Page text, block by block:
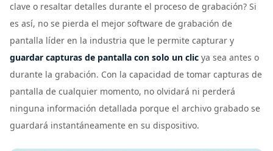
clave o resaltar detalles durante el proceso de grabación? Si
es así, no se pierda el mejor software de grabación de
pantalla líder en la industria que le permite capturar y
guardar capturas de pantalla con solo un clic ya sea antes o
durante la grabación. Con la capacidad de tomar capturas de
pantalla de cualquier momento, no olvidará ni perderá
ninguna información detallada porque el archivo grabado se
guardará instantáneamente en su dispositivo.